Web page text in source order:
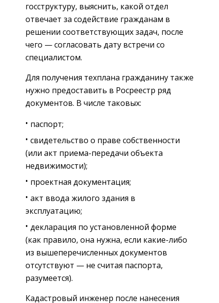
госструктуру, выяснить, какой отдел
отвечает за содействие гражданам в
решении соответствующих задач, после
чего — согласовать дату встречи со
специалистом.
Для получения техплана гражданину также
нужно предоставить в Росреестр ряд
документов. В числе таковых:
паспорт;
свидетельство о праве собственности
(или акт приема-передачи объекта
недвижимости);
проектная документация;
акт ввода жилого здания в
эксплуатацию;
декларация по установленной форме
(как правило, она нужна, если какие-либо
из вышеперечисленных документов
отсутствуют — не считая паспорта,
разумеется).
Кадастровый инженер после нанесения